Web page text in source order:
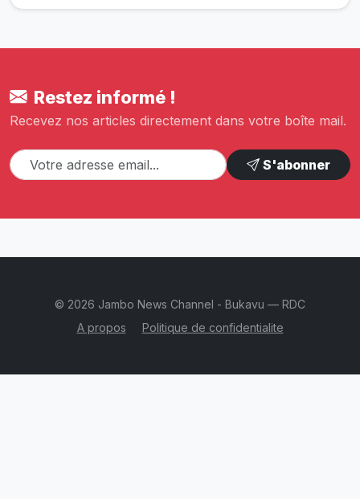
Restez informé !
Recevez nos articles directement dans votre boîte mail.
S'abonner
© 2026 Jambo News Channel - Bukavu — RDC
A propos
Politique de confidentialite